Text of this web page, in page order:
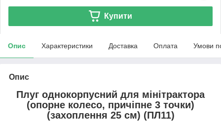
Купити
Опис Характеристики Доставка Оплата Умови
Опис
Плуг однокорпусний для мінітрактора
(опорне колесо, причіпне 3 точки)
(захоплення 25 см) (ПЛ11)